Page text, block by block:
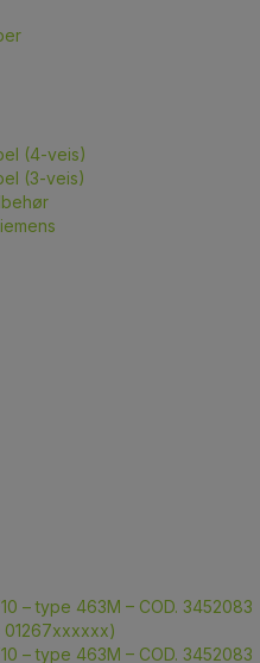
(4-veis)
(3-veis)
– type 463M – COD. 3452083
01267xxxxxx)
– type 463M – COD. 3452083